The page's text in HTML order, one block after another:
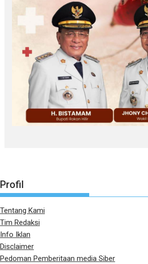
Profil
Tentang Kami
Tim Redaksi
Info Iklan
Disclaimer
Pedoman Pemberitaan media Siber